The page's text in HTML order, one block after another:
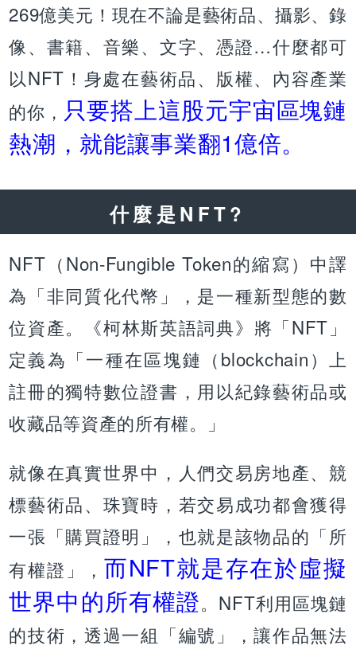
269億美元！現在不論是藝術品、攝影、錄
像、書籍、音樂、文字、憑證…什麼都可
以NFT！身處在藝術品、版權、內容產業
的你， 只要搭上這股元宇宙區塊鏈
熱潮，就能讓事業翻1億倍。
什麼是NFT?
NFT（Non-Fungible Token的縮寫）中譯
為「非同質化代幣」，是一種新型態的數
位資產。《柯林斯英語詞典》將「NFT」
定義為「一種在區塊鏈（blockchain）上
註冊的獨特數位證書，用以紀錄藝術品或
收藏品等資產的所有權。」
就像在真實世界中，人們交易房地產、競
標藝術品、珠寶時，若交易成功都會獲得
一張「購買證明」，也就是該物品的「所
有權證」， 而NFT就是存在於虛擬
世界中的所有權證。NFT利用區塊鏈
的技術，透過一組「編號」，讓作品無法